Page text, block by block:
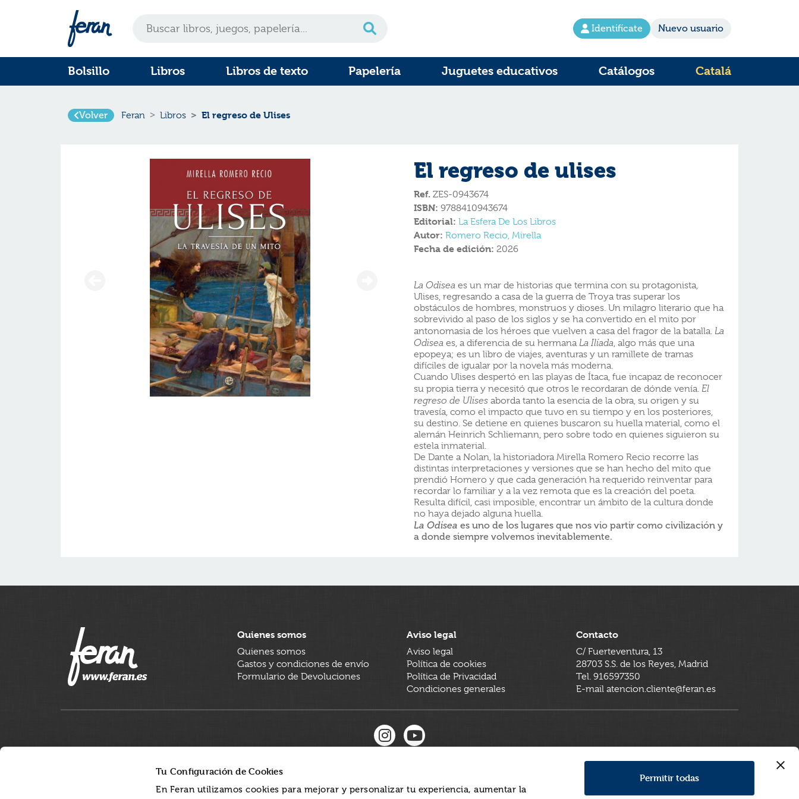
Tu Configuración de Cookies
En Feran utilizamos cookies para mejorar y personalizar tu experiencia, aumentar la
Permitir todas
Identifícate Nuevo usuario
Bolsillo Libros Libros de texto Papelería Juguetes educativos Catálogos Catalá
Volver Feran Libros El regreso de Ulises
El regreso de ulises
Ref. ZES-0943674
ISBN: 9788410943674
Editorial: La Esfera De Los Libros
Autor: Romero Recio, Mirella
Fecha de edición: 2026
La Odisea es un mar de historias que termina con su protagonista,
Ulises, regresando a casa de la guerra de Troya tras superar los
obstáculos de hombres, monstruos y dioses. Un milagro literario que ha
sobrevivido al paso de los siglos y se ha convertido en el mito por
antonomasia de los héroes que vuelven a casa del fragor de la batalla. La
Odisea es, a diferencia de su hermana La Ilíada, algo más que una
epopeya; es un libro de viajes, aventuras y un ramillete de tramas
difíciles de igualar por la novela más moderna.
Cuando Ulises despertó en las playas de Ítaca, fue incapaz de reconocer
su propia tierra y necesitó que otros le recordaran de dónde venía. El
regreso de Ulises aborda tanto la esencia de la obra, su origen y su
travesía, como el impacto que tuvo en su tiempo y en los posteriores,
su destino. Se detiene en quienes buscaron su huella material, como el
alemán Heinrich Schliemann, pero sobre todo en quienes siguieron su
estela inmaterial.
De Dante a Nolan, la historiadora Mirella Romero Recio recorre las
distintas interpretaciones y versiones que se han hecho del mito que
prendió Homero y que cada generación ha requerido reinventar para
recordar lo familiar y a la vez remota que es la creación del poeta.
Resulta difícil, casi imposible, encontrar un ámbito de la cultura donde
no haya dejado alguna huella.
La Odisea es uno de los lugares que nos vio partir como civilización y
a donde siempre volvemos inevitablemente.
Quienes somos
Quienes somos
Gastos y condiciones de envío
Formulario de Devoluciones
Aviso legal
Aviso legal
Política de cookies
Política de Privacidad
Condiciones generales
Contacto
C/ Fuerteventura, 13
28703 S.S. de los Reyes, Madrid
Tel. 916597350
E-mail atencion.cliente@feran.es